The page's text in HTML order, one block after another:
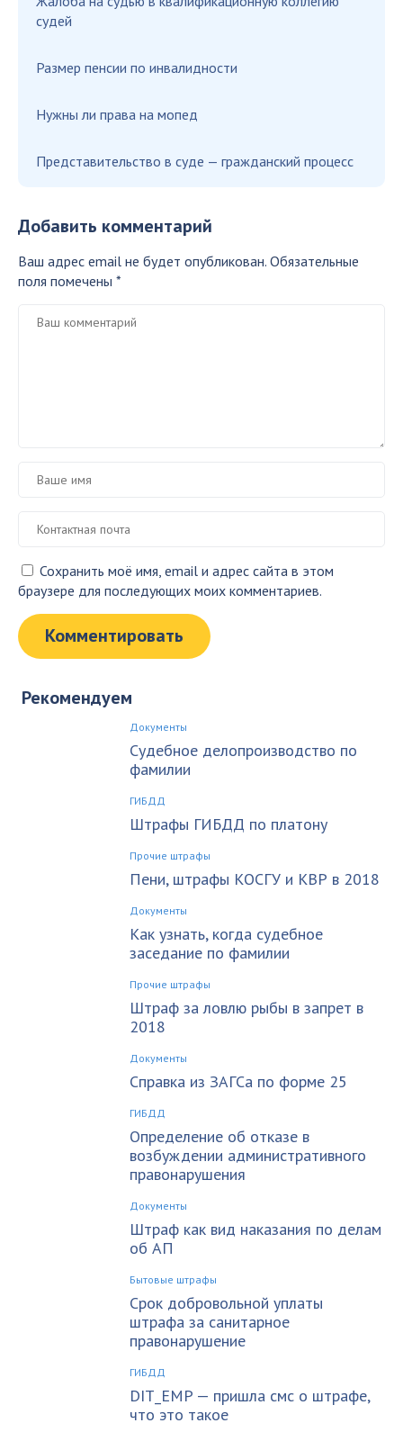
судей
Размер пенсии по инвалидности
Нужны ли права на мопед
Представительство в суде — гражданский процесс
Добавить комментарий
Ваш адрес email не будет опубликован. Обязательные
поля помечены *
Сохранить моё имя, email и адрес сайта в этом
браузере для последующих моих комментариев.
Рекомендуем
Документы
Судебное делопроизводство по
фамилии
ГИБДД
Штрафы ГИБДД по платону
Прочие штрафы
Пени, штрафы КОСГУ и КВР в 2018
Документы
Как узнать, когда судебное
заседание по фамилии
Прочие штрафы
Штраф за ловлю рыбы в запрет в
2018
Документы
Справка из ЗАГСа по форме 25
ГИБДД
Определение об отказе в
возбуждении административного
правонарушения
Документы
Штраф как вид наказания по делам
об АП
Бытовые штрафы
Срок добровольной уплаты
штрафа за санитарное
правонарушение
ГИБДД
DIT_EMP — пришла смс о штрафе,
что это такое